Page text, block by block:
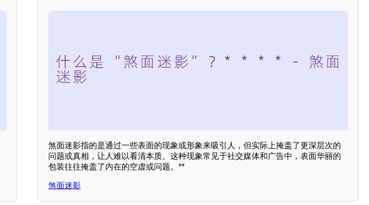
煞面迷影指的是通过一些表面的现象或形象来吸引人，但实际上掩盖了更深层次的
问题或真相，让人难以看清本质。这种现象常见于社交媒体和广告中，表面华丽的
包装往往掩盖了内在的空虚或问题。**
煞面迷影